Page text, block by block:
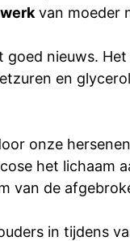
van moeder
goed nieuws.
en
onze
het lichaam
van de
in tijdens